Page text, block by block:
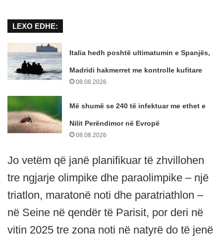
LEXO EDHE:
Italia hedh poshtë ultimatumin e Spanjës,
Madridi hakmerret me kontrolle kufitare
08.08.2026
Më shumë se 240 të infektuar me ethet e
Nilit Perëndimor në Evropë
08.08.2026
Jo vetëm që janë planifikuar të zhvillohen
tre ngjarje olimpike dhe paraolimpike – një
triatlon, maratonë noti dhe paratriathlon –
në Seine në qendër të Parisit, por deri në
vitin 2025 tre zona noti në natyrë do të jenë